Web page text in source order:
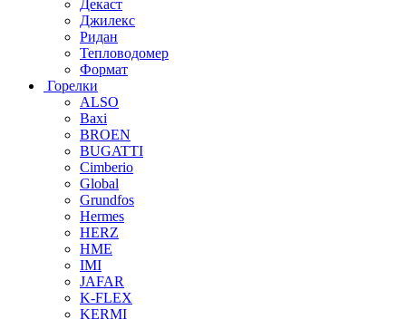
Декаст
Джилекс
Ридан
Тепловодомер
Формат
Горелки
ALSO
Baxi
BROEN
BUGATTI
Cimberio
Global
Grundfos
Hermes
HERZ
HME
IMI
JAFAR
K-FLEX
KERMI